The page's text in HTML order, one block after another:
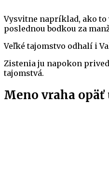
Vysvitne napríklad, ako to
poslednou bodkou za
Veľké tajomstvo odhalí i
Zistenia ju napokon
tajomstvá.
Meno vraha